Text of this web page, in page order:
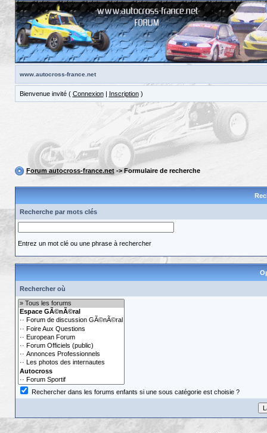
www.autocross-france.net
Bienvenue invité ( Connexion| Inscription)
Forum autocross-france.net-> Formulaire de recherche
Recherche par mots clés
Entrez un mot clé ou une phrase à rechercher
Rechercher où
Rechercher dans les forums enfants si une sous catégorie est choisie ?